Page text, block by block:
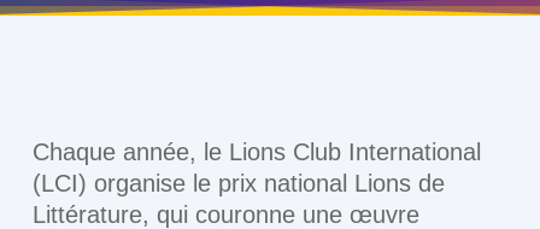
Chaque année, le Lions Club International
(LCI) organise le prix national Lions de
Littérature, qui couronne une œuvre